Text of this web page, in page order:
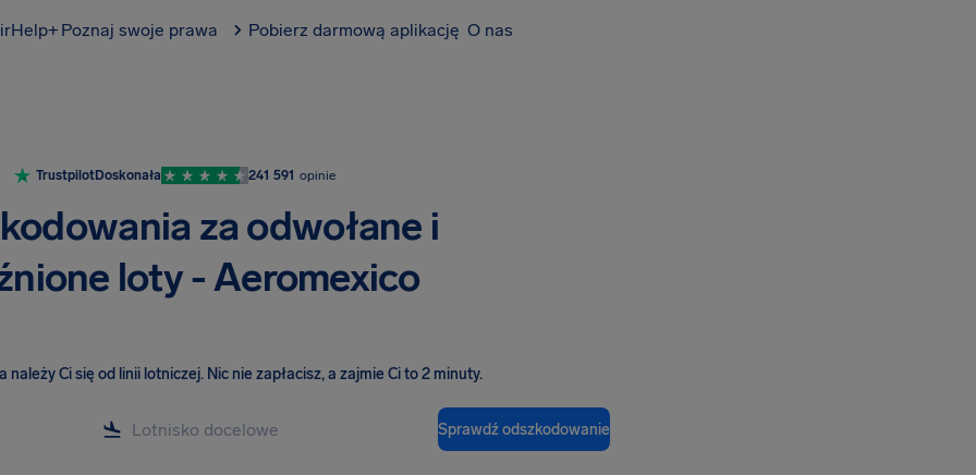
Poznaj swoje prawa Pobierz darmową aplikację O nas
TrustpilotDoskonała 241 591 opinie
za odwołane i
loty - Aeromexico
należy Ci się od linii lotniczej. Nic nie zapłacisz, a zajmie Ci to 2 minuty.
Sprawdź odszkodowanie